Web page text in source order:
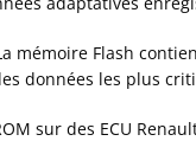
mémoire Flash
données les plus
sur des ECU